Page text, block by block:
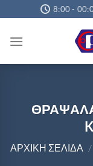
Μετάβαση
στο
περιεχόμενο
8:00 -
ΑΡΧΙΚΉ ΣΕΛΊΔΑ /